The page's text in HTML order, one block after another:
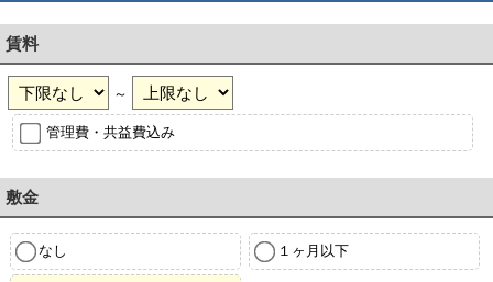
賃料
～
管理費・共益費込み
敷金
なし １ヶ月以下